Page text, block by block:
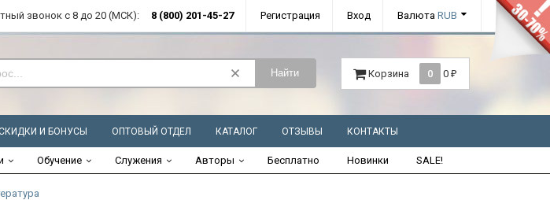
звонок с 8 до 20 (МСК): 8 (800) 201-45-27 Регистрация Вход Валюта RUB
Найти Корзина 0 0 ₽
СКИДКИ И БОНУСЫ ОПТОВЫЙ ОТДЕЛ КАТАЛОГ ОТЗЫВЫ КОНТАКТЫ
Обучение Служения Авторы Бесплатно Новинки SALE!